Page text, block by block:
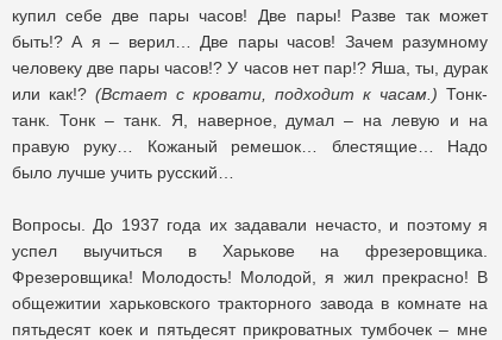
купил себе две пары часов! Две пары! Разве так может
быть!? А я – верил… Две пары часов! Зачем разумному
человеку две пары часов!? У часов нет пар!? Яша, ты, дурак
или как!? (Встает с кровати, подходит к часам.) Тонк-
танк. Тонк – танк. Я, наверное, думал – на левую и на
правую руку… Кожаный ремешок… блестящие… Надо
было лучше учить русский…
Вопросы. До 1937 года их задавали нечасто, и поэтому я
успел выучиться в Харькове на фрезеровщика.
Фрезеровщика! Молодость! Молодой, я жил прекрасно! В
общежитии харьковского тракторного завода в комнате на
пятьдесят коек и пятьдесят прикроватных тумбочек – мне